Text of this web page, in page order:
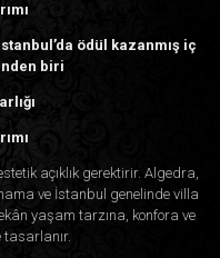
ödül kazanmış iç
biri
açıklık gerektirir. Algedra,
ve İstanbul genelinde villa
yaşam tarzına, konfora ve
tasarlanır.